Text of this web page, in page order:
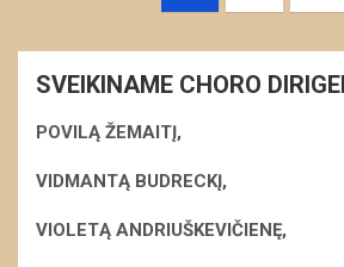
įrašų
SVEIKINAME CHORO
POVILĄ ŽEMAITĮ,
VIDMANTĄ BUDRECKĮ,
VIOLETĄ ANDRIUŠKEVIČIENĘ,